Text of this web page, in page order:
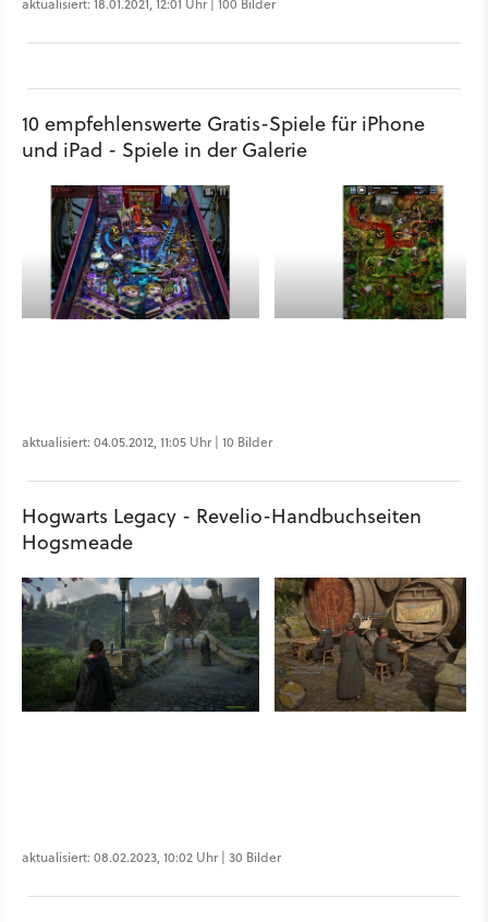
aktualisiert: 18.01.2021, 12:01 Uhr | 100 Bilder
10 empfehlenswerte Gratis-Spiele für iPhone
und iPad - Spiele in der Galerie
aktualisiert: 04.05.2012, 11:05 Uhr | 10 Bilder
Hogwarts Legacy - Revelio-Handbuchseiten
Hogsmeade
aktualisiert: 08.02.2023, 10:02 Uhr | 30 Bilder